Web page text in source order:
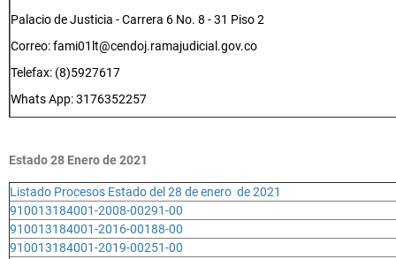
Palacio de Justicia - Carrera 6 No. 8 - 31 Piso 2
Correo: fami01lt@cendoj.ramajudicial.gov.co
Telefax: (8)5927617
Whats App: 3176352257
Estado 28 Enero de 2021
Listado Procesos Estado del 28 de enero de 2021
910013184001-2008-00291-00
910013184001-2016-00188-00
910013184001-2019-00251-00